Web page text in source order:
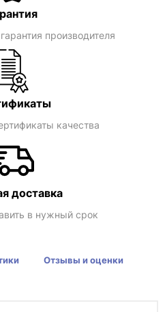
производителя
качества
доставка
в нужный срок
Отзывы и оценки